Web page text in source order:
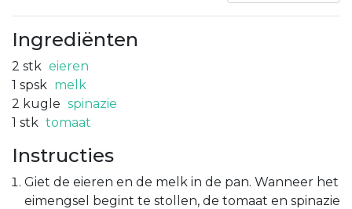
Ingrediënten
2 stk eieren
1 spsk melk
2 kugle spinazie
1 stk tomaat
Instructies
Giet de eieren en de melk in de pan. Wanneer het
eimengsel begint te stollen, de tomaat en spinazie